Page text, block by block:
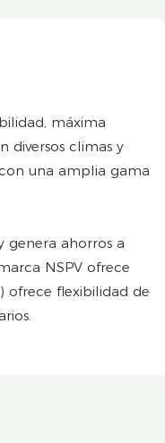
máxima
diversos climas y
una amplia gama
genera ahorros a
NSPV ofrece
ofrece flexibilidad de